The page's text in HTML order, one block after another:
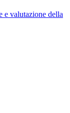
e valutazione della